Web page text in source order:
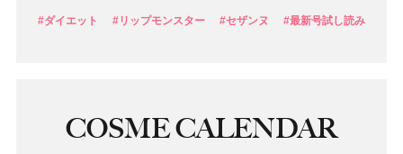
#ダイエット #リップモンスター #セザンヌ #最新号試し読み
COSME CALENDAR